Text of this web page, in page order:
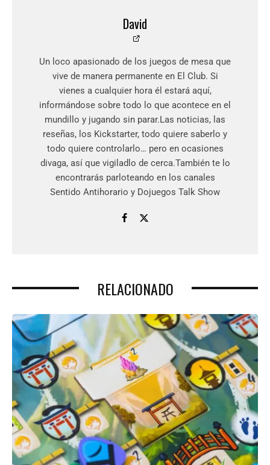
David
Un loco apasionado de los juegos de mesa que
vive de manera permanente en El Club. Si
vienes a cualquier hora él estará aquí,
informándose sobre todo lo que acontece en el
mundillo y jugando sin parar.Las noticias, las
reseñas, los Kickstarter, todo quiere saberlo y
todo quiere controlarlo… pero en ocasiones
divaga, así que vigiladlo de cerca.También te lo
encontrarás parloteando en los canales
Sentido Antihorario y Dojuegos Talk Show
RELACIONADO